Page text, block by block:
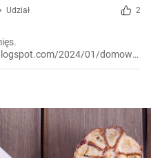
Udział 2
2024/01/domowa-